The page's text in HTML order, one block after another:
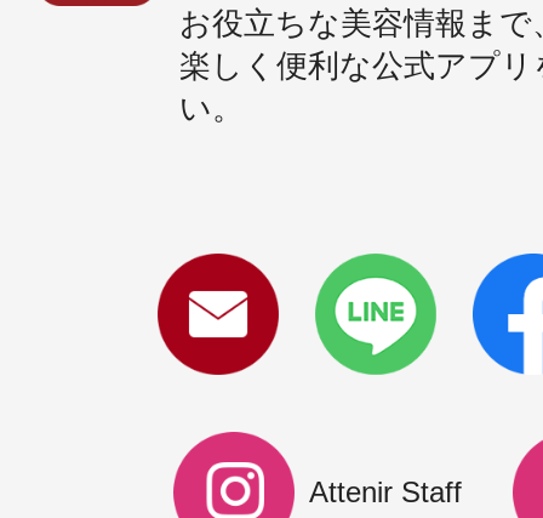
お役立ちな美容情報まで
楽しく便利な公式アプ
い。
Attenir Staff